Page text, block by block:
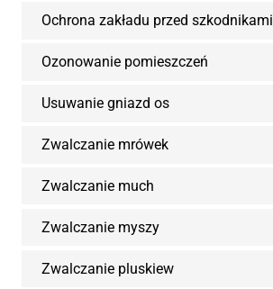
Ochrona zakładu przed szkodnikami
Ozonowanie pomieszczeń
Usuwanie gniazd os
Zwalczanie mrówek
Zwalczanie much
Zwalczanie myszy
Zwalczanie pluskiew